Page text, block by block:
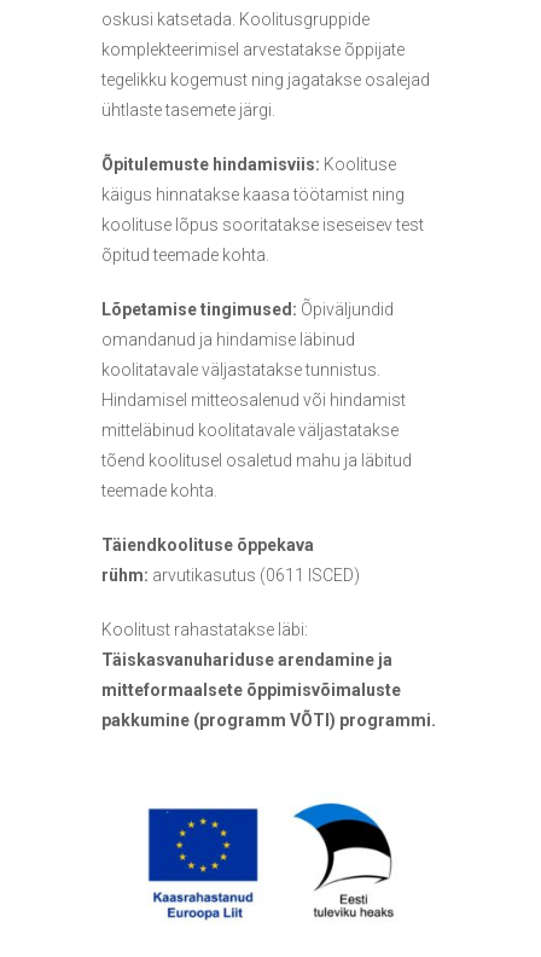
oskusi katsetada. Koolitusgruppide
komplekteerimisel arvestatakse õppijate
tegelikku kogemust ning jagatakse osalejad
ühtlaste tasemete järgi.
Õpitulemuste hindamisviis: Koolituse
käigus hinnatakse kaasa töötamist ning
koolituse lõpus sooritatakse iseseisev test
õpitud teemade kohta.
Lõpetamise tingimused: Õpiväljundid
omandanud ja hindamise läbinud
koolitatavale väljastatakse tunnistus.
Hindamisel mitteosalenud või hindamist
mitteläbinud koolitatavale väljastatakse
tõend koolitusel osaletud mahu ja läbitud
teemade kohta.
Täiendkoolituse õppekava
rühm: arvutikasutus (0611 ISCED)
Koolitust rahastatakse läbi:
Täiskasvanuhariduse arendamine ja
mitteformaalsete õppimisvõimaluste
pakkumine (programm VÕTI) programmi.